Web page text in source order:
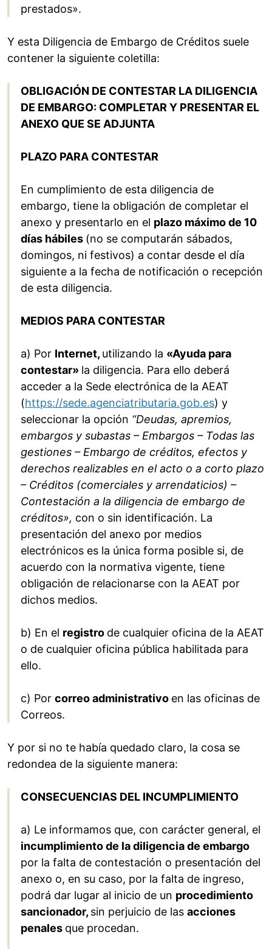
prestados».
Y esta Diligencia de Embargo de Créditos suele
contener la siguiente coletilla:
OBLIGACIÓN DE CONTESTAR LA DILIGENCIA
DE EMBARGO: COMPLETAR Y PRESENTAR EL
ANEXO QUE SE ADJUNTA
PLAZO PARA CONTESTAR
En cumplimiento de esta diligencia de
embargo, tiene la obligación de completar el
anexo y presentarlo en el plazo máximo de 10
días hábiles (no se computarán sábados,
domingos, ni festivos) a contar desde el día
siguiente a la fecha de notificación o recepción
de esta diligencia.
MEDIOS PARA CONTESTAR
a) Por Internet, utilizando la «Ayuda para
contestar» la diligencia. Para ello deberá
acceder a la Sede electrónica de la AEAT
(https://sede.agenciatributaria.gob.es) y
seleccionar la opción “Deudas, apremios,
embargos y subastas – Embargos – Todas las
gestiones – Embargo de créditos, efectos y
derechos realizables en el acto o a corto plazo
– Créditos (comerciales y arrendaticios) –
Contestación a la diligencia de embargo de
créditos», con o sin identificación. La
presentación del anexo por medios
electrónicos es la única forma posible si, de
acuerdo con la normativa vigente, tiene
obligación de relacionarse con la AEAT por
dichos medios.
b) En el registro de cualquier oficina de la AEAT
o de cualquier oficina pública habilitada para
ello.
c) Por correo administrativo en las oficinas de
Correos.
Y por si no te había quedado claro, la cosa se
redondea de la siguiente manera:
CONSECUENCIAS DEL INCUMPLIMIENTO
a) Le informamos que, con carácter general, el
incumplimiento de la diligencia de embargo
por la falta de contestación o presentación del
anexo o, en su caso, por la falta de ingreso,
podrá dar lugar al inicio de un procedimiento
sancionador, sin perjuicio de las acciones
penales que procedan.